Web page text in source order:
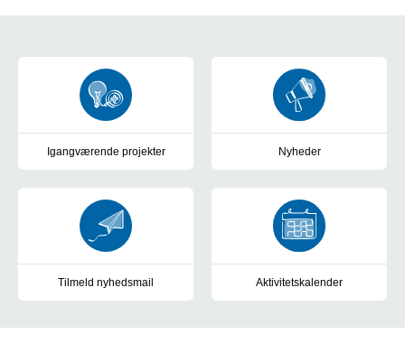
Igangværende projekter Nyheder
Tilmeld nyhedsmail Aktivitetskalender